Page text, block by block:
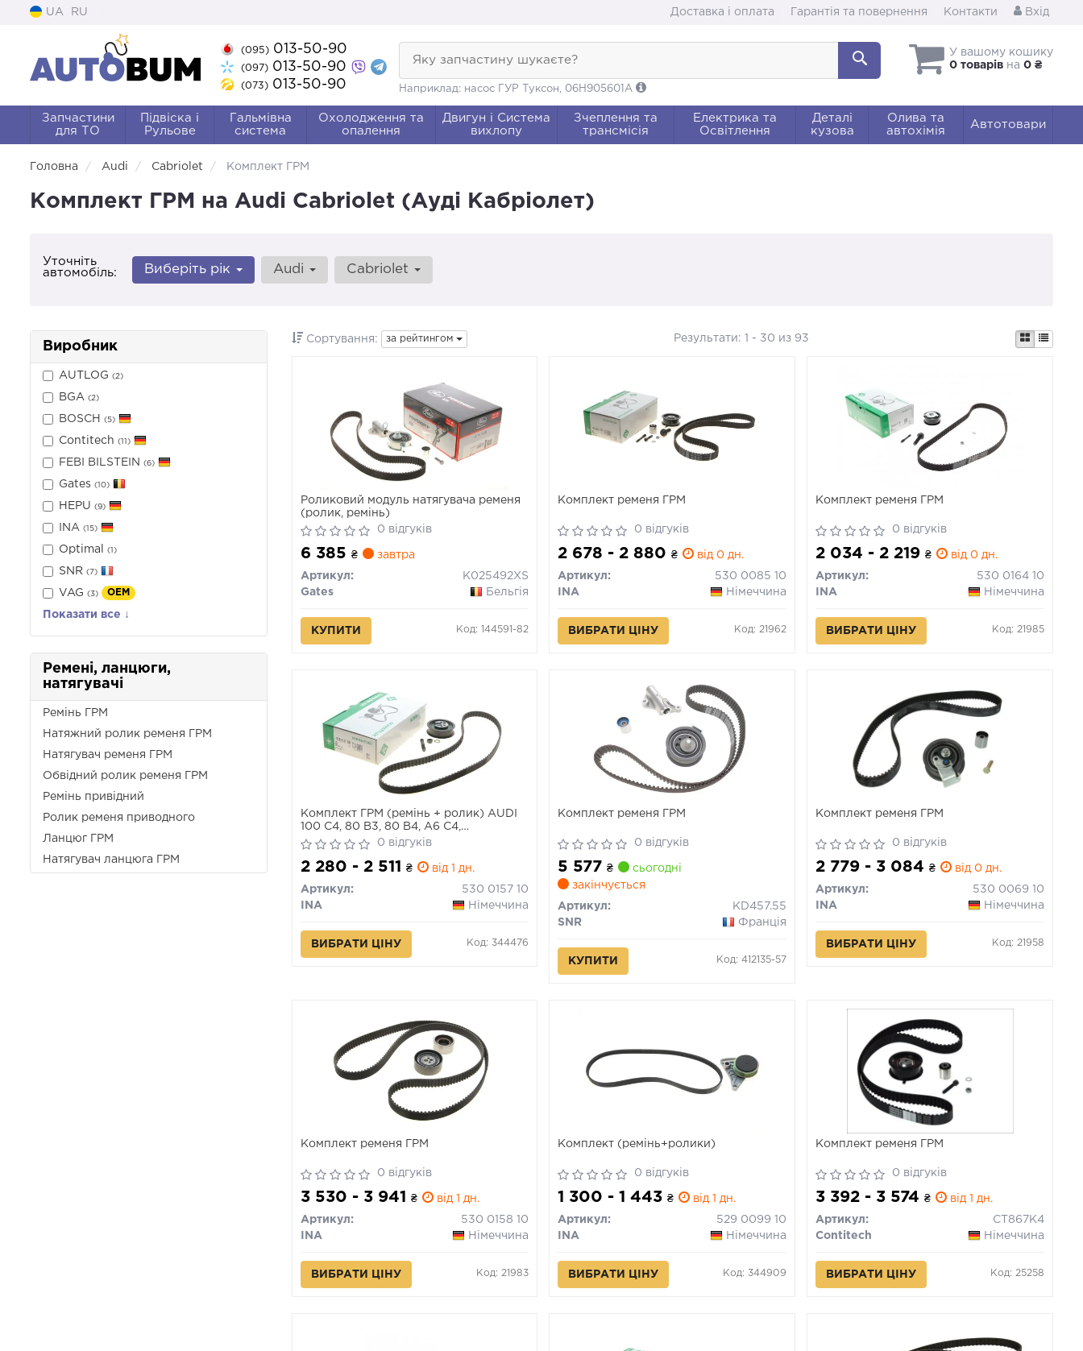
UA RU Доставка і оплата Гарантія та повернення Контакти Вхід
(095)013-50-90
(097)013-50-90
(073)013-50-90
У вашому кошику
0 товарів на 0 ₴
Яку запчастину шукаєте?
Наприклад: насос ГУР Туксон, 06H905601A
Запчастини
для ТО
Підвіска і
Рульове
Гальмівна
система
Охолодження та
опалення
Двигун і Система
вихлопу
Зчеплення та
трансмісія
Електрика та
Освітлення
Деталі
кузова
Олива та
автохімія
Автотовари
Головна Audi Cabriolet Комплект ГРМ
Комплект ГРМ на Audi Cabriolet (Ауді Кабріолет)
Уточніть
автомобіль:
Виберіть рік Audi Cabriolet
Виробник
AUTLOG (2)
BGA (2)
BOSCH (5)
Contitech (11)
FEBI BILSTEIN (6)
Gates (10)
HEPU (9)
INA (15)
Optimal (1)
SNR (7)
VAG (3) OEM
Показати все ↓
Ремені, ланцюги,
натягувачі
Ремінь ГРМ
Натяжний ролик ременя ГРМ
Натягувач ременя ГРМ
Обвідний ролик ременя ГРМ
Ремінь привідний
Ролик ременя приводного
Ланцюг ГРМ
Натягувач ланцюга ГРМ
Сортування: за рейтингом Результати: 1 - 30 из 93
Роликовий модуль натягувача ременя
(ролик, ремінь)
0 відгуків
6 385 ₴ завтра
Артикул:
K025492XS
Gates
Бельгія
КУПИТИ Код: 144591-82
Комплект ременя ГРМ
0 відгуків
2 678 - 2 880₴ від 0 дн.
Артикул:
530 0085 10
INA
Німеччина
ВИБРАТИ ЦІНУ Код: 21962
Комплект ременя ГРМ
0 відгуків
2 034 - 2 219₴ від 0 дн.
Артикул:
530 0164 10
INA
Німеччина
ВИБРАТИ ЦІНУ Код: 21985
Комплект ГРМ (ремінь + ролик) AUDI
100 C4, 80 B3, 80 B4, A6 C4,
CABRIOLET B3, COUPE B3 2.0 08.88-
07.98
0 відгуків
2 280 - 2 511 ₴ від 1 дн.
Артикул:
530 0157 10
INA
Німеччина
ВИБРАТИ ЦІНУ Код: 344476
Комплект ременя ГРМ
0 відгуків
5 577₴
сьогодні
закінчується
Артикул:
KD457.55
SNR
Франція
КУПИТИ Код: 412135-57
Комплект ременя ГРМ
0 відгуків
2 779 - 3 084₴ від 0 дн.
Артикул:
530 0069 10
INA
Німеччина
ВИБРАТИ ЦІНУ Код: 21958
Комплект ременя ГРМ
0 відгуків
3 530 - 3 941 ₴ від 1 дн.
Артикул:
530 0158 10
INA
Німеччина
ВИБРАТИ ЦІНУ Код: 21983
Комплект (ремінь+ролики)
0 відгуків
1 300 - 1 443₴ від 1 дн.
Артикул:
529 0099 10
INA
Німеччина
ВИБРАТИ ЦІНУ Код: 344909
Комплект ременя ГРМ
0 відгуків
3 392 - 3 574₴ від 1 дн.
Артикул:
CT867K4
Contitech
Німеччина
ВИБРАТИ ЦІНУ Код: 25258